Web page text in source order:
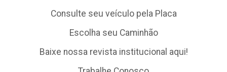
Consulte seu veículo pela Placa
Escolha seu Caminhão
Baixe nossa revista institucional aqui!